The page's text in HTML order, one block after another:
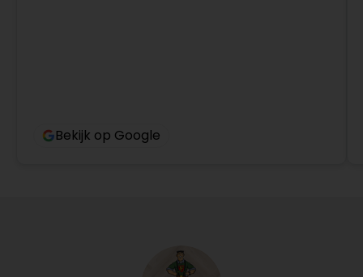
Bekijk op Google